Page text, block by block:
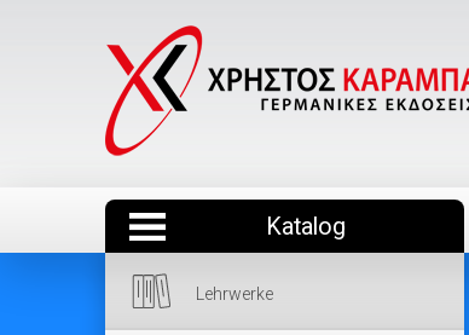
Katalog
Lehrwerke